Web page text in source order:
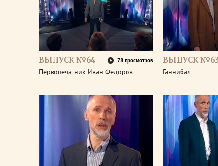
ВЫПУСК №64 78 просмотров
Первопечатник Иван Федоров
ВЫПУСК
Ганнибал